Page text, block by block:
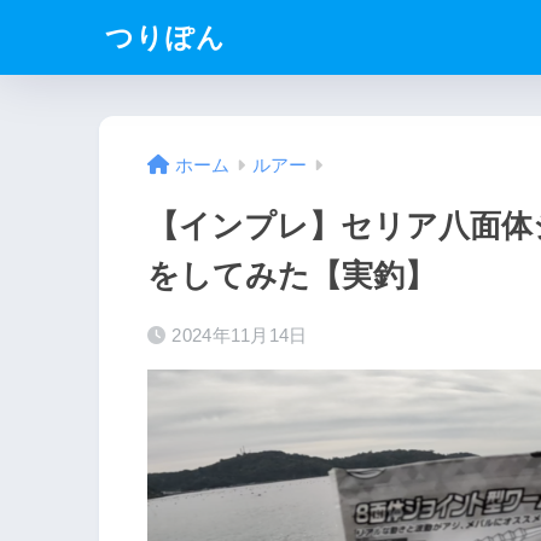
つりぽん
ホーム ルアー
【インプレ】セリア八面
をしてみた【実釣】
2024年11月14日